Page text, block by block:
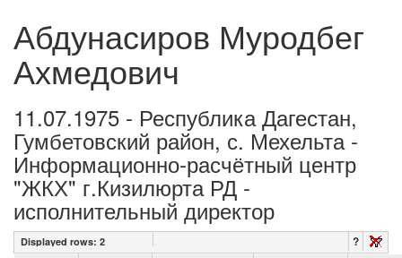
Абдунасиров Муродбег
Ахмедович
11.07.1975 - Республика Дагестан,
Гумбетовский район, с. Мехельта -
Информационно-расчётный центр
"ЖКХ" г.Кизилюрта РД -
исполнительный директор
Displayed rows: 2 ?